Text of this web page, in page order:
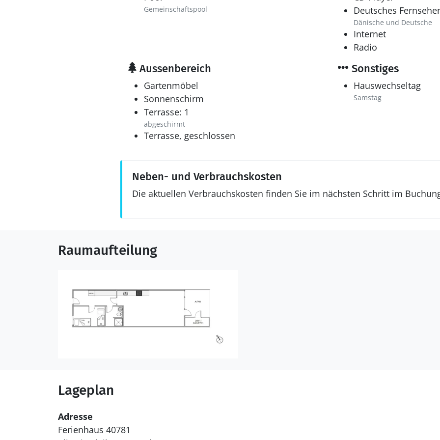
Gemeinschaftspool
Deutsches
Dänische und Deutsche
Internet
Radio
Aussenbereich
Gartenmöbel
Sonnenschirm
Terrasse: 1
abgeschirmt
Terrasse, geschlossen
Sonstiges
Hauswechseltag
Samstag
Neben- und Verbrauchskosten
Die aktuellen Verbrauchskosten finden Sie im nächsten Schritt im
Raumaufteilung
Lageplan
Adresse
Ferienhaus 40781